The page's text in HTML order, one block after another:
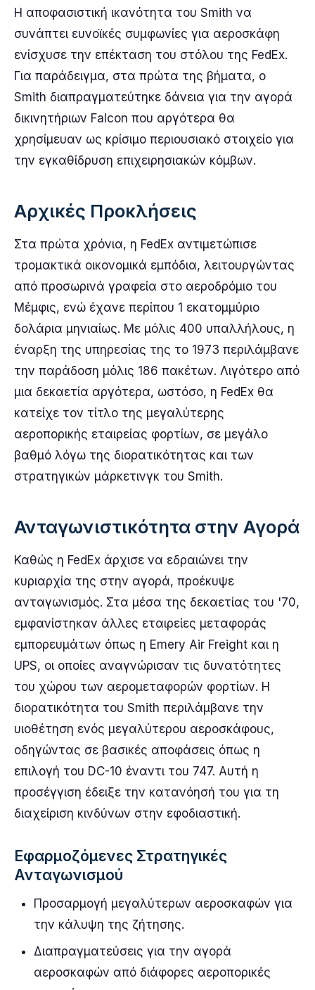
Η αποφασιστική ικανότητα του Smith να
συνάπτει ευνοϊκές συμφωνίες για αεροσκάφη
ενίσχυσε την επέκταση του στόλου της FedEx.
Για παράδειγμα, στα πρώτα της βήματα, ο
Smith διαπραγματεύτηκε δάνεια για την αγορά
δικινητήριων Falcon που αργότερα θα
χρησίμευαν ως κρίσιμο περιουσιακό στοιχείο για
την εγκαθίδρυση επιχειρησιακών κόμβων.
Αρχικές Προκλήσεις
Στα πρώτα χρόνια, η FedEx αντιμετώπισε
τρομακτικά οικονομικά εμπόδια, λειτουργώντας
από προσωρινά γραφεία στο αεροδρόμιο του
Μέμφις, ενώ έχανε περίπου 1 εκατομμύριο
δολάρια μηνιαίως. Με μόλις 400 υπαλλήλους, η
έναρξη της υπηρεσίας της το 1973 περιλάμβανε
την παράδοση μόλις 186 πακέτων. Λιγότερο από
μια δεκαετία αργότερα, ωστόσο, η FedEx θα
κατείχε τον τίτλο της μεγαλύτερης
αεροπορικής εταιρείας φορτίων, σε μεγάλο
βαθμό λόγω της διορατικότητας και των
στρατηγικών μάρκετινγκ του Smith.
Ανταγωνιστικότητα στην Αγορά
Καθώς η FedEx άρχισε να εδραιώνει την
κυριαρχία της στην αγορά, προέκυψε
ανταγωνισμός. Στα μέσα της δεκαετίας του '70,
εμφανίστηκαν άλλες εταιρείες μεταφοράς
εμπορευμάτων όπως η Emery Air Freight και η
UPS, οι οποίες αναγνώρισαν τις δυνατότητες
του χώρου των αερομεταφορών φορτίων. Η
διορατικότητα του Smith περιλάμβανε την
υιοθέτηση ενός μεγαλύτερου αεροσκάφους,
οδηγώντας σε βασικές αποφάσεις όπως η
επιλογή του DC-10 έναντι του 747. Αυτή η
προσέγγιση έδειξε την κατανόησή του για τη
διαχείριση κινδύνων στην εφοδιαστική.
Εφαρμοζόμενες Στρατηγικές
Ανταγωνισμού
Προσαρμογή μεγαλύτερων αεροσκαφών για
την κάλυψη της ζήτησης.
Διαπραγματεύσεις για την αγορά
αεροσκαφών από διάφορες αεροπορικές